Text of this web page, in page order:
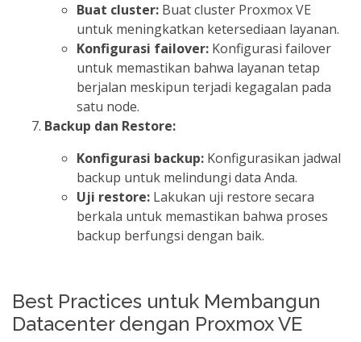
Buat cluster: Buat cluster Proxmox VE
untuk meningkatkan ketersediaan layanan.
Konfigurasi failover: Konfigurasi failover
untuk memastikan bahwa layanan tetap
berjalan meskipun terjadi kegagalan pada
satu node.
Backup dan Restore:
Konfigurasi backup: Konfigurasikan jadwal
backup untuk melindungi data Anda.
Uji restore: Lakukan uji restore secara
berkala untuk memastikan bahwa proses
backup berfungsi dengan baik.
Best Practices untuk Membangun
Datacenter dengan Proxmox VE